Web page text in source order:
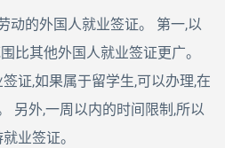
动的外国人就业签证。 第一,以
比其他外国人就业签证更广。
证,如果属于留学生,可以办理,在
另外,一周以内的时间限制,所以
业签证。